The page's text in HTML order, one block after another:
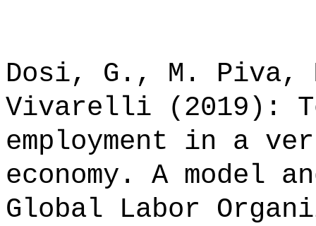
Dosi, G., M.
Vivarelli (2019):
employment in a
economy. A model
Global Labor